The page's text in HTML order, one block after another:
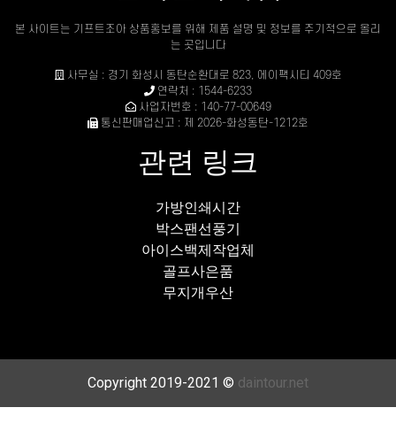
본 사이트는 기프트조아 상품홍보를 위해 제품 설명 및 정보를 주기적으로 올리
는 곳입니다
사무실 : 경기 화성시 동탄순환대로 823, 에이팩시티 409호
연락처 : 1544-6233
사업자번호 : 140-77-00649
통신판매업신고 : 제 2026-화성동탄-1212호
관련 링크
가방인쇄시간
박스팬선풍기
아이스백제작업체
골프사은품
무지개우산
Copyright 2019-2021 © daintour.net